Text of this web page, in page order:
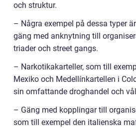
och struktur.
– Några exempel på dessa typer
gäng med anknytning till
triader och street gangs.
– Narkotikakarteller, som till
Mexiko och Medellínkartellen i
sin omfattande droghandel och
– Gäng med kopplingar till
som till exempel den italienska